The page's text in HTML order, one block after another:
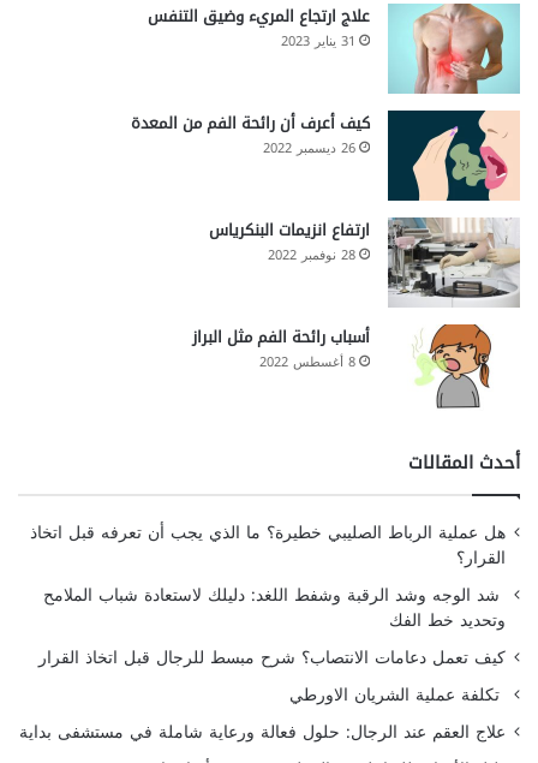
علاج ارتجاع المريء وضيق التنفس
31 يناير 2023
كيف أعرف أن رائحة الفم من المعدة
26 ديسمبر 2022
ارتفاع انزيمات البنكرياس
28 نوفمبر 2022
أسباب رائحة الفم مثل البراز
8 أغسطس 2022
أحدث المقالات
هل عملية الرباط الصليبي خطيرة؟ ما الذي يجب أن تعرفه قبل اتخاذ
القرار؟
شد الوجه وشد الرقبة وشفط اللغد: دليلك لاستعادة شباب الملامح
وتحديد خط الفك
كيف تعمل دعامات الانتصاب؟ شرح مبسط للرجال قبل اتخاذ القرار
تكلفة عملية الشريان الاورطي
علاج العقم عند الرجال: حلول فعالة ورعاية شاملة في مستشفى بداية